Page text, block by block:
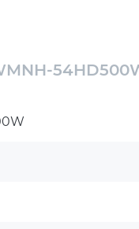
товар на
— максимум
которые вы
в